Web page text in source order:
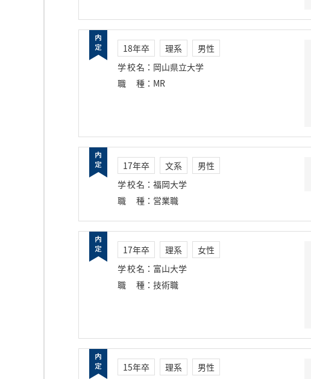
18年卒 理系
男性
学校名 ： 岡山県立大学
職種 ： MR
17年卒 文系
男性
学校名 ： 福岡大学
職種 ： 営業職
17年卒 理系
女性
学校名 ： 富山大学
職種 ： 技術職
15年卒 理系
男性